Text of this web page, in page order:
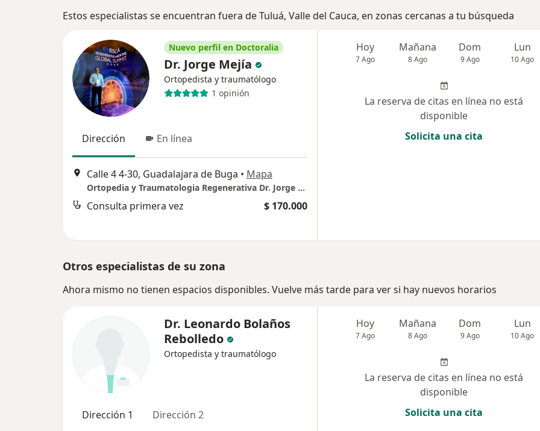
Estos especialistas se encuentran fuera de Tuluá, Valle del Cauca, en zonas cercanas a tu búsqueda
Nuevo perfil en Doctoralia
Dr. Jorge Mejía
Ortopedista y traumatólogo
1 opinión
Dirección En línea
Calle 4 4-30, Guadalajara de Buga • Mapa
Ortopedia y Traumatologia Regenerativa Dr. Jorge Mejía
Consulta primera vez $ 170.000
Hoy
7 Ago
Mañana
8 Ago
Dom
9 Ago
Lun
10 Ago
La reserva de citas en línea no está
disponible
Solicita una cita
Otros especialistas de su zona
Ahora mismo no tienen espacios disponibles. Vuelve más tarde para ver si hay nuevos horarios
Dr. Leonardo Bolaños
Rebolledo
Ortopedista y traumatólogo
Dirección 1 Dirección 2
Hoy
7 Ago
Mañana
8 Ago
Dom
9 Ago
Lun
10 Ago
La reserva de citas en línea no está
disponible
Solicita una cita